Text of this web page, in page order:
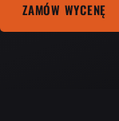
ZAMÓW WYCENĘ